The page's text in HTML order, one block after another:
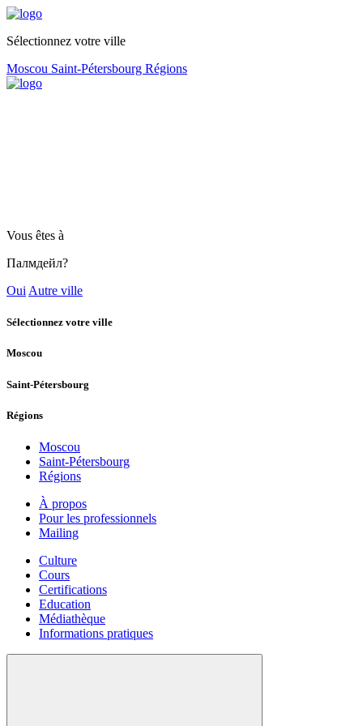
Sélectionnez votre ville
Moscou Saint-Pétersbourg Régions
Vous êtes à
Палмдейл?
Oui Autre ville
Sélectionnez votre ville
Moscou
Saint-Pétersbourg
Régions
Moscou
Saint-Pétersbourg
Régions
À propos
Pour les professionnels
Mailing
Culture
Cours
Certifications
Education
Médiathèque
Informations pratiques